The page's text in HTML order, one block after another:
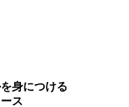
身につける
ス